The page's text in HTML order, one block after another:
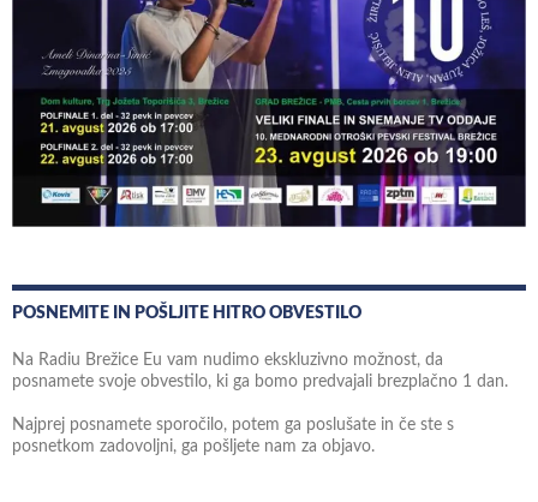
POSNEMITE IN POŠLJITE HITRO OBVESTILO
Na Radiu Brežice Eu vam nudimo ekskluzivno možnost, da
posnamete svoje obvestilo, ki ga bomo predvajali brezplačno 1 dan.
Najprej posnamete sporočilo, potem ga poslušate in če ste s
posnetkom zadovoljni, ga pošljete nam za objavo.